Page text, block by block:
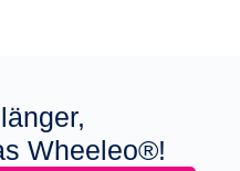
Wheeleo®!